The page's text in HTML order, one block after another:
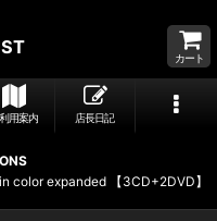
カート
用案内 店長日記
color expanded 【3CD+2DVD】